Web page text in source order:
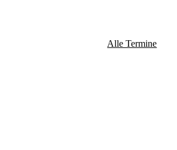
Alle Termine